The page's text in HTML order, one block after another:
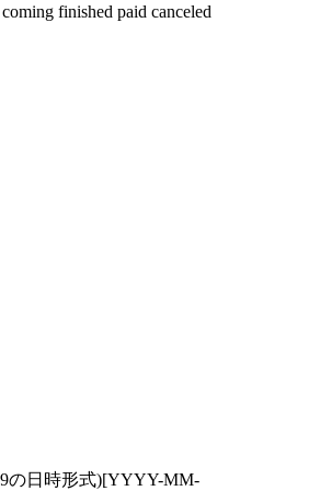
coming finished paid canceled
の日時形式)[YYYY-MM-